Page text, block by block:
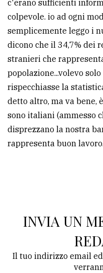
CERCA
Cerca
per
comune
Ricerca
avanzata
c'erano sufficienti
colpevole. io ad ogni
semplicemente leggo i
dicono che il 34,7% dei
stranieri che
popolazione...volevo
rispecchiasse la
detto altro, ma va bene,
sono italiani (ammesso
disprezzano la nostra
rappresenta buon lavoro.
INVIA UN
Il tuo indirizzo email